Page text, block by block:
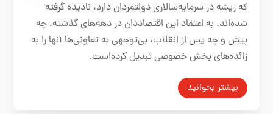
که ریشه در سرمایه‌سالاری دولتمردان دارد، نادیده گرفته
شده‌اند. به اعتقاد این اقتصاددان در دهه‌های گذشته، چه
پیش و چه پس از انقلاب، بی‌توجهی به تعاونی‌ها آنها را به
زائده‌های بخش خصوصی تبدیل کرده‌است.
بیشتر بخوانید